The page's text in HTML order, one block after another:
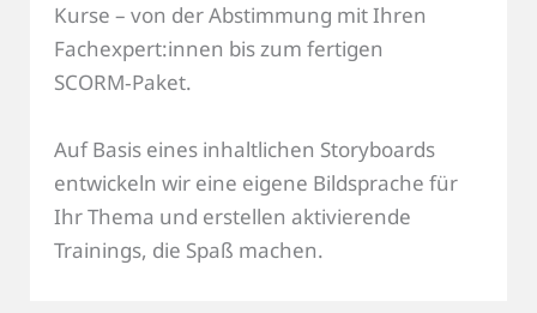
Kurse – von der Abstimmung mit Ihren
Fachexpert:innen bis zum fertigen
SCORM‑Paket.
Auf Basis eines inhaltlichen Storyboards
entwickeln wir eine eigene Bildsprache für
Ihr Thema und erstellen aktivierende
Trainings, die Spaß machen.